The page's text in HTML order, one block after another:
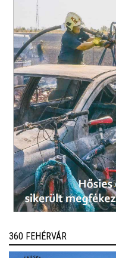
360 FEHÉRVÁR